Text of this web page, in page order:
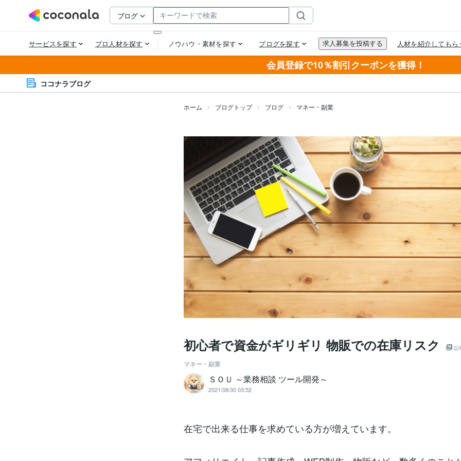
会員登録で10％割引クーポンを獲得！
ココナラブログ
ホーム ブログトップ ブログ マネー・副業
初心者で資金がギリギリ 物販での在庫リスク 記
マネー・副業
ＳＯＵ ～業務相談 ツール開発～
2021/08/30 03:52
在宅で出来る仕事を求めている方が増えています。